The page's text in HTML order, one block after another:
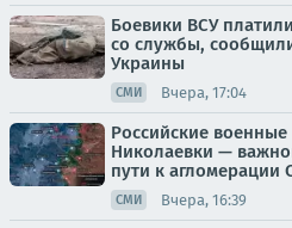
Боевики ВСУ
со службы,
Украины
СМИ Вчера, 17:04
Российские
Николаевки —
пути к агломерации
СМИ Вчера, 16:39